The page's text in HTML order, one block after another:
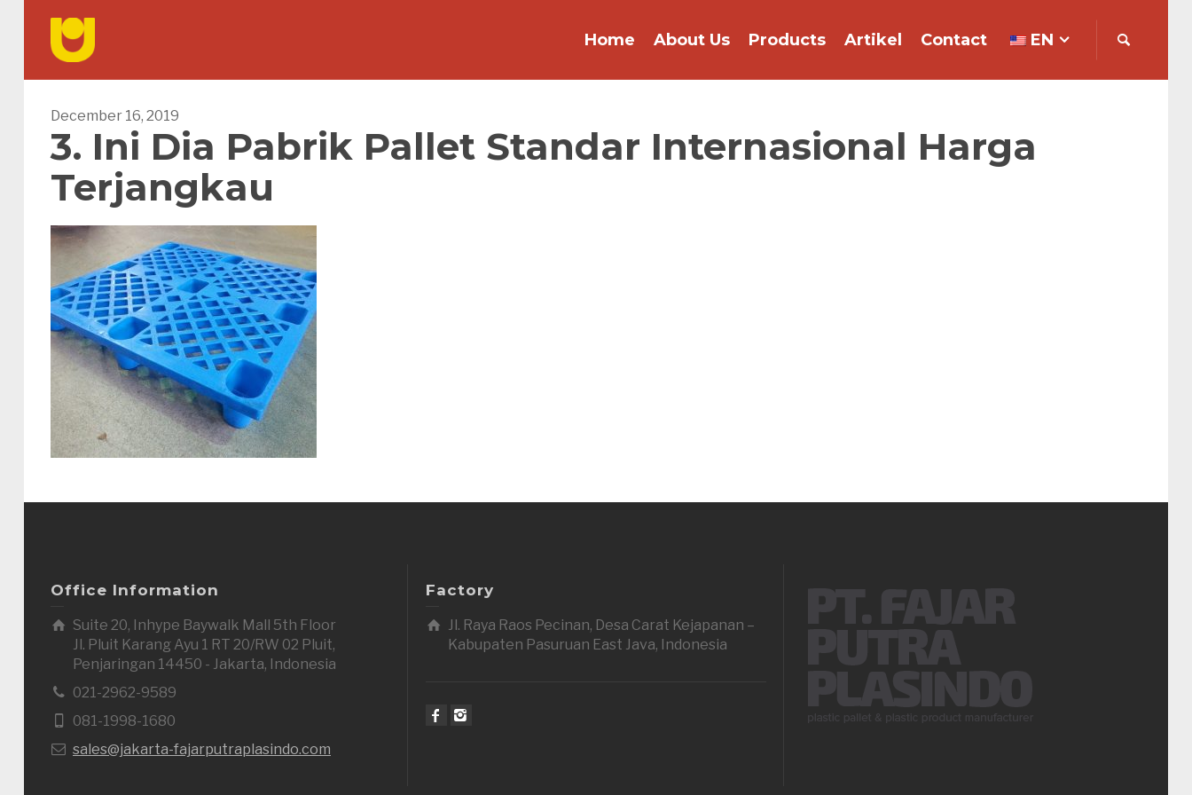
Home About Us Products Artikel Contact EN
December 16, 2019
3. Ini Dia Pabrik Pallet Standar Internasional Harga
Terjangkau
Office Information
Suite 20, Inhype Baywalk Mall 5th Floor
Jl. Pluit Karang Ayu 1 RT 20/RW 02 Pluit,
Penjaringan 14450 - Jakarta, Indonesia
021-2962-9589
081-1998-1680
sales@jakarta-fajarputraplasindo.com
Factory
Jl. Raya Raos Pecinan, Desa Carat Kejapanan –
Kabupaten Pasuruan East Java, Indonesia